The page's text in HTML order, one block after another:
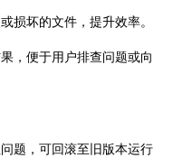
损坏的文件，提升效率。
，便于用户排查问题或向
题，可回滚至旧版本运行